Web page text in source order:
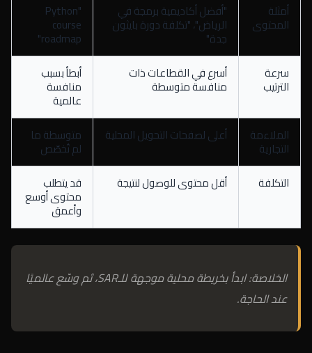
أمثلة
المحتوى
"أفضل أكاديمية برمجة في
الرياض"، "تكلفة دورة بايثون
جدة"
"Python
course
roadmap"
سرعة
الترتيب
أسرع في القطاعات ذات
منافسة متوسطة
أبطأ بسبب
منافسة
عالمية
الملاءمة
التجارية
أعلى لصفحات التحويل المحلية متوسطة ما
لم تُخصّص
التكلفة
أقل محتوى للوصول لنتيجة قد يتطلب
محتوى أوسع
وأعمق
الخلاصة: ابدأ بخريطة محلية موجهة للـSAR، ثم وسّع عالميًا
عند الحاجة.